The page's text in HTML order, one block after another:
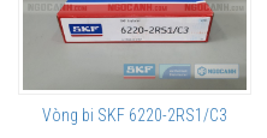
Vòng bi SKF 6220-2RS1/C3